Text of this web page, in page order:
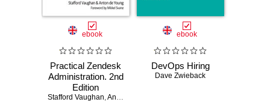
ebook
Practical Zendesk
Administration. 2nd
Edition
Stafford Vaughan,Anton de Young
ebook
DevOps Hiring
Dave Zwieback